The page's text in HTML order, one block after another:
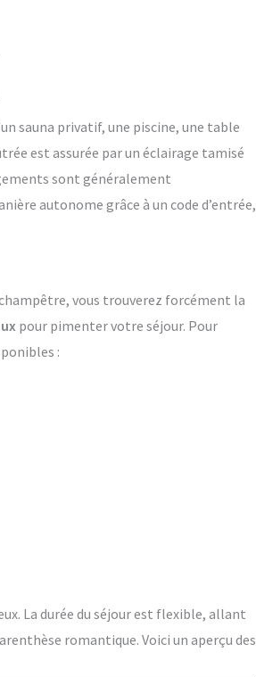
sauna privatif, une piscine, une table
est assurée par un éclairage tamisé
sont généralement
autonome grâce à un code d’entrée,
vous trouverez forcément la
pour pimenter votre séjour. Pour
:
La durée du séjour est flexible, allant
romantique. Voici un aperçu des